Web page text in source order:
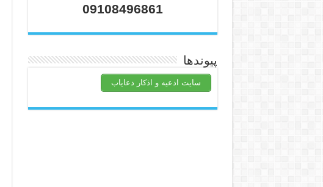
09108496861
پیوندها
سایت ادعیه و اذکار دعایاب